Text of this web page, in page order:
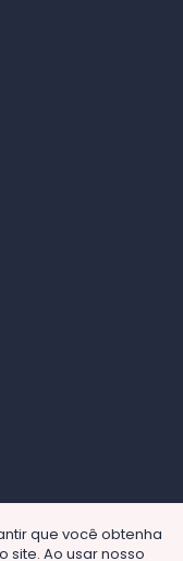
que você obtenha
site. Ao usar nosso